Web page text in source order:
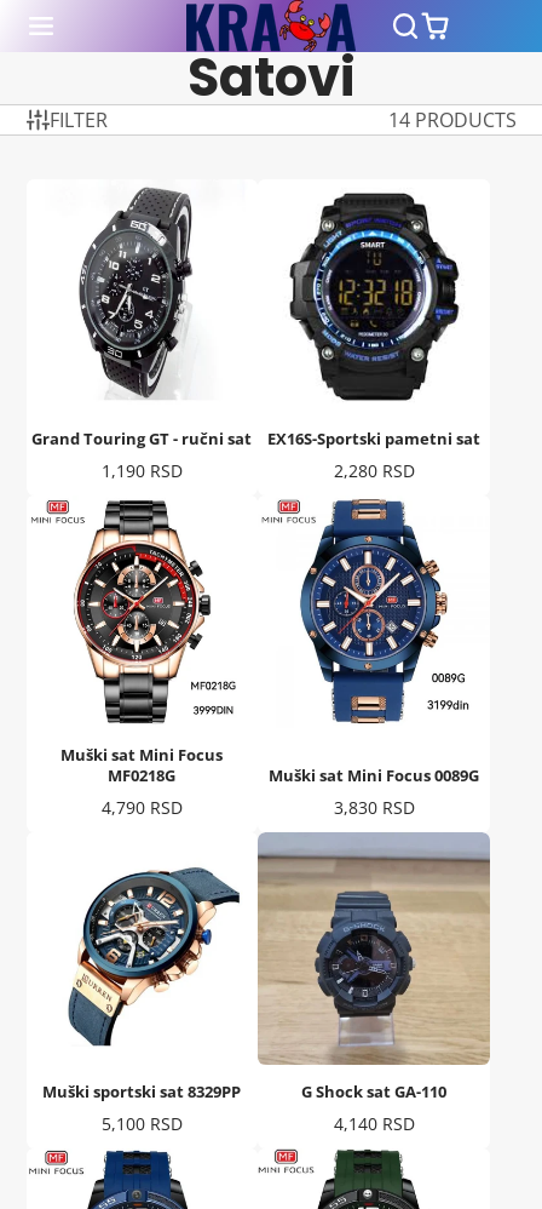
Satovi
FILTER 14 PRODUCTS
Grand Touring GT - ručni sat
Cena
1,190 RSD
EX16S-Sportski pametni sat
Cena
2,280 RSD
Muški sat Mini Focus
MF0218G
Cena
4,790 RSD
Muški sat Mini Focus 0089G
Cena
3,830 RSD
Muški sportski sat 8329PP
Cena
5,100 RSD
G Shock sat GA-110
Cena
4,140 RSD